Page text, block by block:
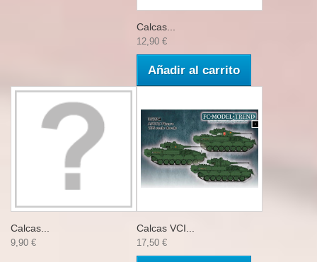
Calcas...
12,90 €
Añadir al carrito
Calcas...
9,90 €
Calcas VCI...
17,50 €